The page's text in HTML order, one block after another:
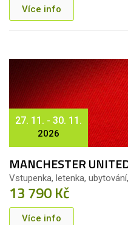
Více info
27. 11. - 30. 11.
2026
MANCHESTER
Vstupenka, letenka,
13 790 Kč
Více info